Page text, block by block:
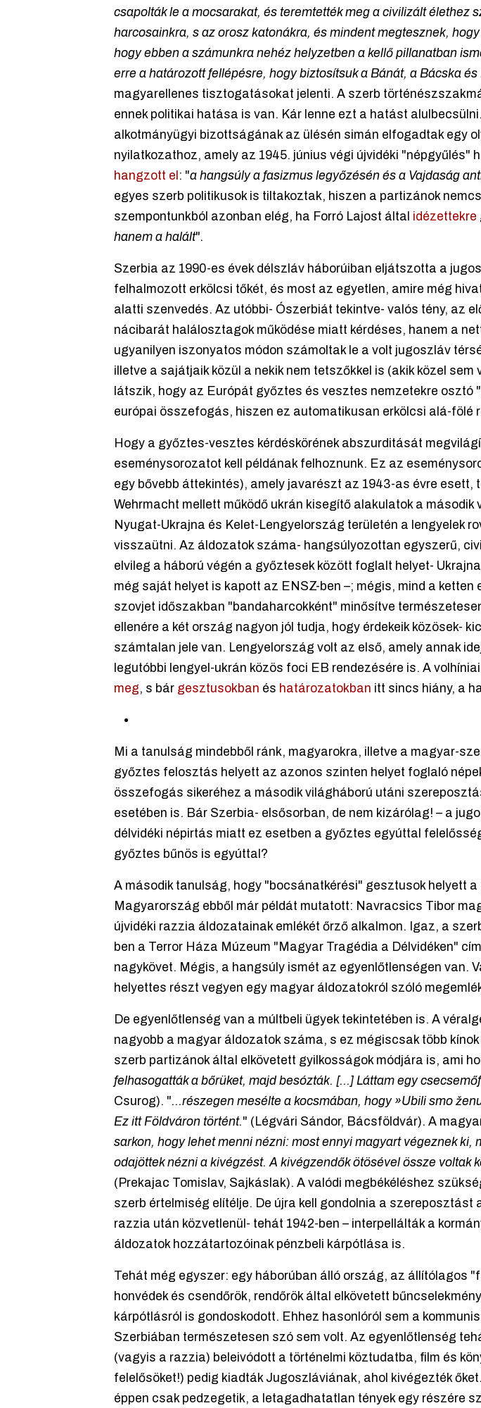
csapolták le a mocsarakat, és teremtették meg a civilizált élethez
harcosainkra, s az orosz katonákra, és mindent megtesznek,
hogy ebben a számunkra nehéz helyzetben a kellő pillanatban
erre a határozott fellépésre, hogy biztosítsuk a Bánát, a Bácska
magyarellenes tisztogatásokat jelenti. A szerb
ennek politikai hatása is van. Kár lenne ezt a hatást
alkotmányügyi bizottságának az ülésén simán elfogadtak egy
nyilatkozathoz, amely az 1945. június végi újvidéki
hangzott el : "a hangsúly a fasizmus legyőzésén és a Vajdaság
egyes szerb politikusok is tiltakoztak, hiszen a partizánok
szempontunkból azonban elég, ha Forró Lajost által idézettekre
hanem a halált".
Szerbia az 1990-es évek délszláv háborúiban eljátszotta a
felhalmozott erkölcsi tőkét, és most az egyetlen, amire még
alatti szenvedés. Az utóbbi- Ószerbiát tekintve- valós tény, az
nácibarát halálosztagok működése miatt kérdéses, hanem a
ugyanilyen iszonyatos módon számoltak le a volt jugoszláv
illetve a sajátjaik közül a nekik nem tetszőkkel is (akik közel
látszik, hogy az Európát győztes és vesztes nemzetekre
európai összefogás, hiszen ez automatikusan erkölcsi alá-fölé
Hogy a győztes-vesztes kérdéskörének abszurditását
eseménysorozatot kell példának felhoznunk. Ez az
egy bővebb áttekintés), amely javarészt az 1943-as évre esett,
Wehrmacht mellett működő ukrán kisegítő alakulatok a
Nyugat-Ukrajna és Kelet-Lengyelország területén a lengyelek
visszaütni. Az áldozatok száma- hangsúlyozottan egyszerű,
elvileg a háború végén a győztesek között foglalt helyet-
még saját helyet is kapott az ENSZ-ben –; mégis, mind a
szovjet időszakban "bandaharcokként" minősítve
ellenére a két ország nagyon jól tudja, hogy érdekeik közösek-
számtalan jele van. Lengyelország volt az első, amely annak
legutóbbi lengyel-ukrán közös foci EB rendezésére is. A
meg, s bár gesztusokban és határozatokban itt sincs hiány, a
Mi a tanulság mindebből ránk, magyarokra, illetve a magyar-
győztes felosztás helyett az azonos szinten helyet foglaló
összefogás sikeréhez a második világháború utáni
esetében is. Bár Szerbia- elsősorban, de nem kizárólag! – a
délvidéki népirtás miatt ez esetben a győztes egyúttal
győztes bűnös is egyúttal?
A második tanulság, hogy "bocsánatkérési" gesztusok helyett
Magyarország ebből már példát mutatott: Navracsics Tibor
újvidéki razzia áldozatainak emlékét őrző alkalmon. Igaz, a
ben a Terror Háza Múzeum "Magyar Tragédia a Délvidéken"
nagykövet. Mégis, a hangsúly ismét az egyenlőtlenségen van.
helyettes részt vegyen egy magyar áldozatokról szóló
De egyenlőtlenség van a múltbeli ügyek tekintetében is. A
nagyobb a magyar áldozatok száma, s ez mégiscsak több
szerb partizánok által elkövetett gyilkosságok módjára is, ami
felhasogatták a bőrüket, majd besózták. [...] Láttam egy
Csurog). "...részegen mesélte a kocsmában, hogy »Ubili smo
Ez itt Földváron történt." (Légvári Sándor, Bácsföldvár). A
sarkon, hogy lehet menni nézni: most ennyi magyart végeznek ki,
odajöttek nézni a kivégzést. A kivégzendők ötösével össze voltak
(Prekajac Tomislav, Sajkáslak). A valódi megbékéléshez
szerb értelmiség elítélje. De újra kell gondolnia a
razzia után közvetlenül- tehát 1942-ben – interpellálták a
áldozatok hozzátartozóinak pénzbeli kárpótlása is.
Tehát még egyszer: egy háborúban álló ország, az állítólagos
honvédek és csendőrök, rendőrök által elkövetett
kárpótlásról is gondoskodott. Ehhez hasonlóról sem a
Szerbiában természetesen szó sem volt. Az egyenlőtlenség
(vagyis a razzia) beleivódott a történelmi köztudatba, film és
felelősöket!) pedig kiadták Jugoszláviának, ahol kivégezték
éppen csak pedzegetik, a letagadhatatlan tények egy részére